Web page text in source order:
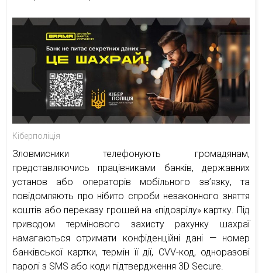
Кіберполіція
Зловмисники телефонують громадянам,
представляючись працівниками банків, державних
установ або операторів мобільного зв’язку, та
повідомляють про нібито спроби незаконного зняття
коштів або переказу грошей на «підозрілу» картку. Під
приводом термінового захисту рахунку шахраї
намагаються отримати конфіденційні дані — номер
банківської картки, термін її дії, CVV-код, одноразові
паролі з SMS або коди підтвердження 3D Secure.